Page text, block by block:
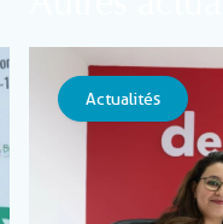
Actualités